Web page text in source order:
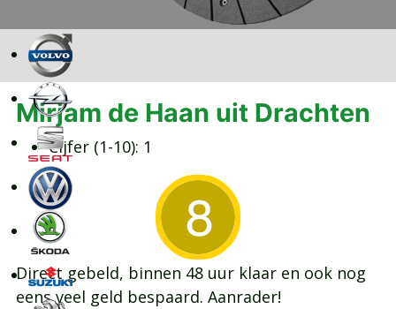
Mirjam de Haan uit Drachten
Cijfer (1-10): 1
Direct gebeld, binnen 48 uur klaar en ook nog
eens veel geld bespaard. Aanrader!